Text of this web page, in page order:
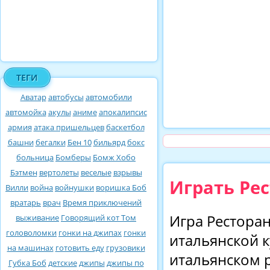
ТЕГИ
Аватаравтобусы автомобили
автомойкаакулы анимеапокалипсис
армия атака пришельцевбаскетбол
башнибегалки Бен 10бильярдбокс
больница Бомберы Бомж Хобо
Бэтмен вертолеты веселые взрывы
Вилли война войнушки воришка Боб
вратарь врач Время приключений
выживание Говорящий кот Том
головоломки гонки на джипах гонки
на машинах готовить еду грузовики
Губка Боб детскиеджипы джипы по
Играть
Игра
итальянской
итальянском